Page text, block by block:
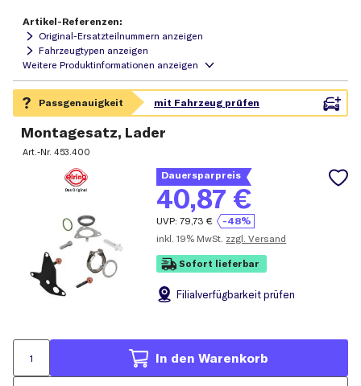
Artikel-Referenzen:
Original-Ersatzteilnummern anzeigen
Fahrzeugtypen anzeigen
Montagesatz, Lader
Art.-Nr.453.400
Dauersparpreis
40,87 €
UVP:79,73 €
-48%
inkl. 19% MwSt. zzgl. Versand
Sofort lieferbar
Filialverfügbarkeit prüfen
In den Warenkorb